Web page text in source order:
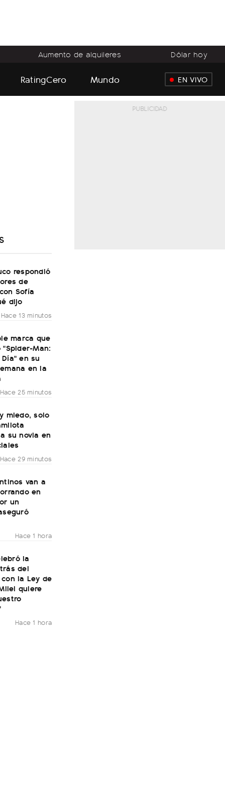
Aumento de alquileres Dólar hoy
RatingCero Mundo EN VIVO
respondió
de
Sofía
dijo
Hace 13 minutos
marca que
Man:
en su
en la
Hace 25 minutos
miedo, solo
su novia en
Hace 29 minutos
van a
en
un
Hace 1 hora
la
del
la Ley de
quiere
Hace 1 hora